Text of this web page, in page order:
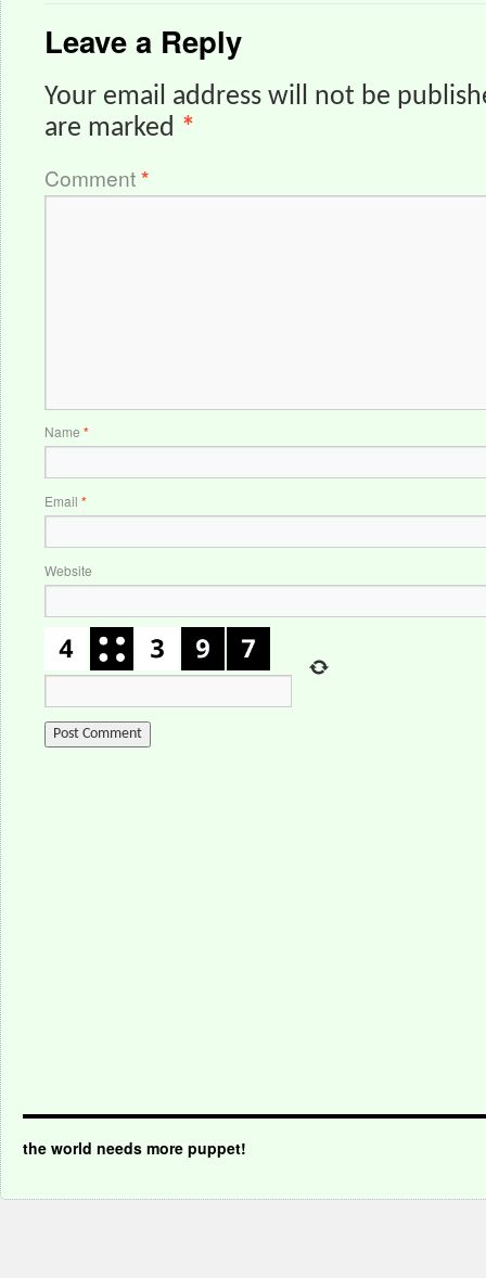
Leave a Reply
Your email address will not be
are marked *
Comment*
Name *
Email *
Website
the world needs more puppet!